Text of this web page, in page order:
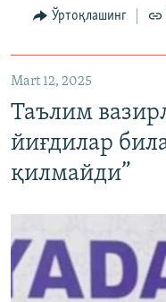
Ўртоқлашинг
Mart 12, 2025
Таълим
йиғдилар
қилмайди”